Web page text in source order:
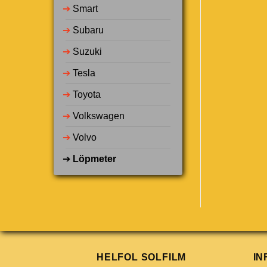
➔ Smart
➔ Subaru
➔ Suzuki
➔ Tesla
➔ Toyota
➔ Volkswagen
➔ Volvo
➔ Löpmeter
HELFOL SOLFILM